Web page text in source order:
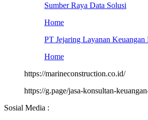
Sumber Raya Data Solusi
Home
PT Jejaring Layanan Keuangan
Home
https://marineconstruction.co.id/
https://g.page/jasa-konsultan-
Sosial Media :